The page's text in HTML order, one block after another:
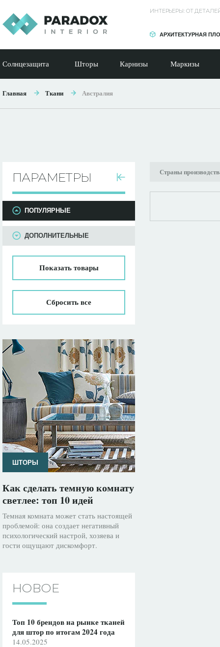
ИНТЕРЬЕРЫ: ОТ
АРХИТЕКТУРНАЯ
Солнцезащита Шторы Карнизы Маркизы
Главная Ткани Австралия
ПАРАМЕТРЫ
ПАРАМЕТРЫ
ПОПУЛЯРНЫЕ
ДОПОЛНИТЕЛЬНЫЕ
Показатьтовары
Сбросить все
ШТОРЫ
Как сделать темную комнату
светлее: топ 10 идей
Темная комната может стать настоящей
проблемой: она создает негативный
психологический настрой, хозяева и
гости ощущают дискомфорт.
НОВОЕ
Топ 10 брендов на рынке тканей
для штор по итогам 2024 года
14.05.2025
Страны